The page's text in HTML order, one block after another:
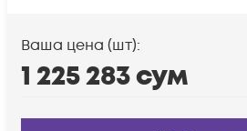
Ваша цена (шт):
1 225 283сум